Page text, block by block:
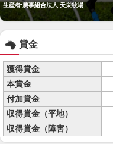
生産者:農事組合法人 天栄牧場
賞金
獲得賞金
本賞金
付加賞金
収得賞金（平地）
収得賞金（障害）